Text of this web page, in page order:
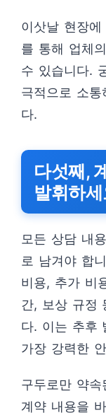
이삿날 현장
를 통해 업체
수 있습니다.
극적으로 소
다.
다섯째,
발휘하
모든 상담 내
로 남겨야 합
비용, 추가 비
간, 보상 규정
다. 이는 추후
가장 강력한
구두로만 약속
계약 내용을